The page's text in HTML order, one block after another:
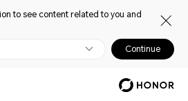
to see content related to you and
Continue